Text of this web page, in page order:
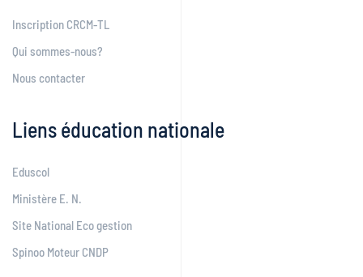
Inscription CRCM-TL
Qui sommes-nous?
Nous contacter
Liens éducation nationale
Eduscol
Ministère E. N.
Site National Eco gestion
Spinoo Moteur CNDP